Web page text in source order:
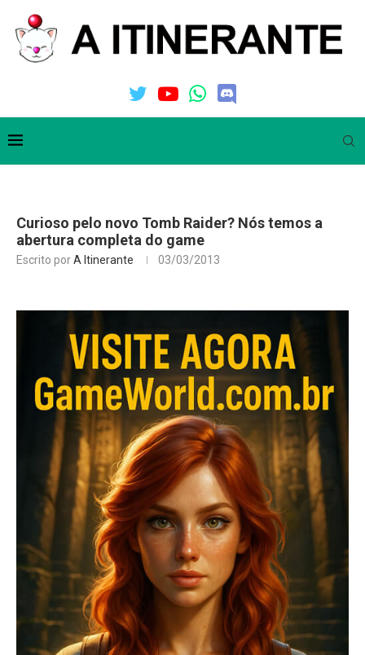
Curioso pelo novo Tomb Raider? Nós temos a
abertura completa do game
Escrito porA Itinerante 03/03/2013